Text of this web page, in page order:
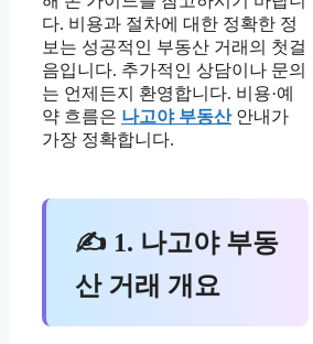
다. 비용과 절차에 대한 정확한 정
보는 성공적인 부동산 거래의 첫걸
음입니다. 추가적인 상담이나 문의
는 언제든지 환영합니다. 비용·예
약 흐름은 나고야 부동산안내가
가장 정확합니다.
✍ 1. 나고야 부동
산 거래 개요